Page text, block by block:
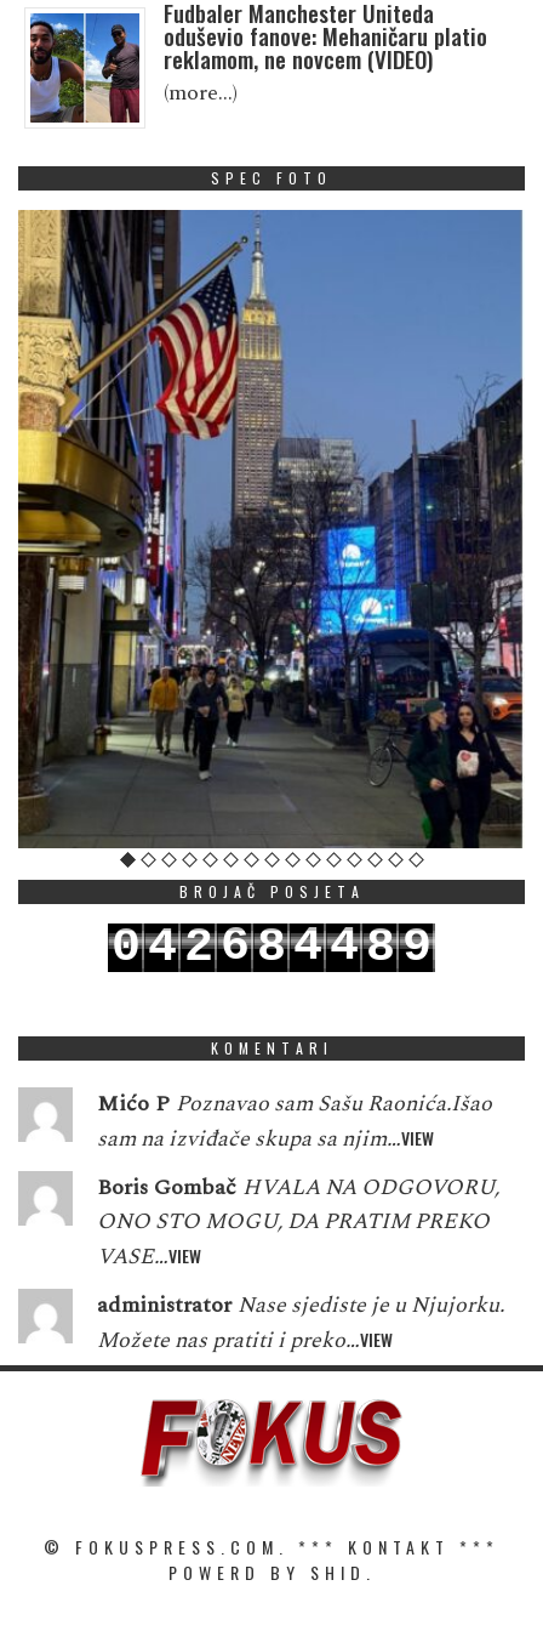
Fudbaler Manchester Uniteda
oduševio fanove: Mehaničaru platio
reklamom, ne novcem (VIDEO)
(more…)
SPEC FOTO
BROJAČ POSJETA
042684489
KOMENTARI
Mićo P Poznavao sam Sašu Raonića.Išao
sam na izviđače skupa sa njim…VIEW
Boris Gombač HVALA NA ODGOVORU,
ONO STO MOGU, DA PRATIM PREKO
VASE…VIEW
administrator Nase sjediste je u Njujorku.
Možete nas pratiti i preko…VIEW
© FOKUSPRESS.COM. *** KONTAKT
***
POWERD BY SHID.